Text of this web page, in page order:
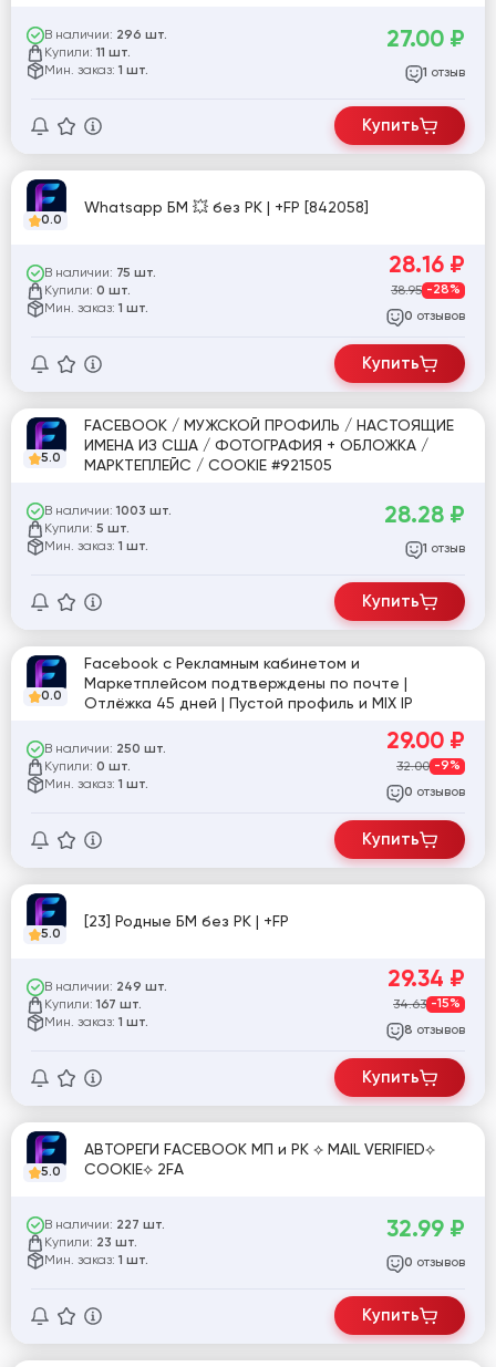
В наличии: 296 шт.
Купили: 11 шт.
Мин. заказ: 1 шт.
27.00 ₽
1 отзыв
Купить
0.0
Whatsapp БМ 💥 без РК | +FP [842058]
В наличии: 75 шт.
Купили: 0 шт.
Мин. заказ: 1 шт.
28.16 ₽
38.95 -28%
0 отзывов
Купить
5.0
FACEBOOK / МУЖСКОЙ ПРОФИЛЬ / НАСТОЯЩИЕ
ИМЕНА ИЗ США / ФОТОГРАФИЯ + ОБЛОЖКА /
МАРКТЕПЛЕЙС / COOKIE #921505
В наличии: 1003 шт.
Купили: 5 шт.
Мин. заказ: 1 шт.
28.28 ₽
1 отзыв
Купить
0.0
Facebook с Рекламным кабинетом и
Маркетплейсом подтверждены по почте |
Отлёжка 45 дней | Пустой профиль и MIX IP
В наличии: 250 шт.
Купили: 0 шт.
Мин. заказ: 1 шт.
29.00 ₽
32.00 -9%
0 отзывов
Купить
5.0
[23] Родные БМ без РК | +FP
В наличии: 249 шт.
Купили: 167 шт.
Мин. заказ: 1 шт.
29.34 ₽
34.63 -15%
8 отзывов
Купить
5.0
АВТОРЕГИ FACEBOOK МП и РК ⟡ MAIL VERIFIED⟡
COOKIE⟡ 2FA
В наличии: 227 шт.
Купили: 23 шт.
Мин. заказ: 1 шт.
32.99 ₽
0 отзывов
Купить